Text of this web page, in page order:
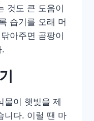
것도 큰 도움이
습기를 오래 머
아주면 곰팡이
.
물이 햇빛을 제
니다. 이럴 땐 마